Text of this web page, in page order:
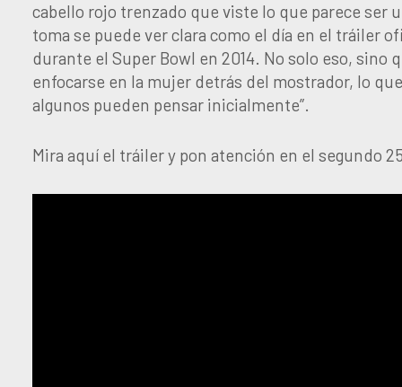
cabello rojo trenzado que viste lo que parece ser
toma se puede ver clara como el día en el tráiler
durante el Super Bowl en 2014. No solo eso, sino
enfocarse en la mujer detrás del mostrador, lo
algunos pueden pensar inicialmente”.
Mira aquí el tráiler y pon atención en el segundo